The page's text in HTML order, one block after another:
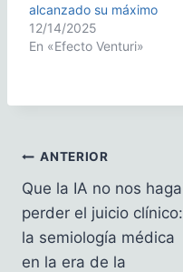
alcanzado su máximo
12/14/2025
En «Efecto Venturi»
Navegación
de
entradas
ANTERIOR
Que la IA no nos haga
perder el juicio clínico:
la semiología médica
en la era de la